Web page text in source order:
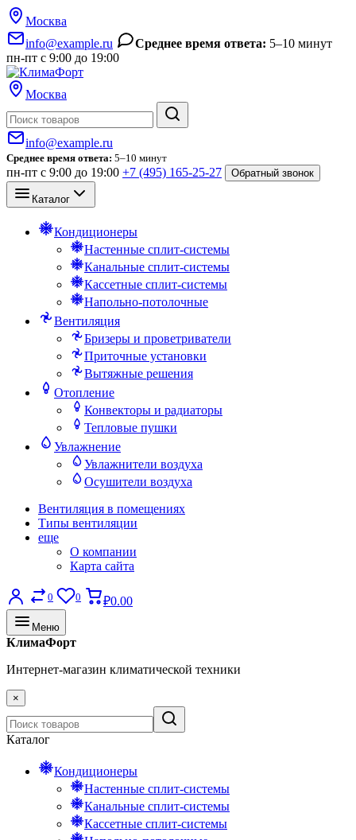
Москва
info@example.ru
Среднее время ответа: 5–10 минут
пн-пт с 9:00 до 19:00
Москва
info@example.ru
Среднее время ответа: 5–10 минут
пн-пт с 9:00 до 19:00 +7 (495) 165-25-27 Обратный звонок
Каталог
Кондиционеры
Настенные сплит-системы
Канальные сплит-системы
Кассетные сплит-системы
Напольно-потолочные
Вентиляция
Бризеры и проветриватели
Приточные установки
Вытяжные решения
Отопление
Конвекторы и радиаторы
Тепловые пушки
Увлажнение
Увлажнители воздуха
Осушители воздуха
Вентиляция в помещениях
Типы вентиляции
еще
О компании
Карта сайта
0 0 ₽0.00
Меню
КлимаФорт
Интернет-магазин климатической техники
×
Каталог
Кондиционеры
Настенные сплит-системы
Канальные сплит-системы
Кассетные сплит-системы